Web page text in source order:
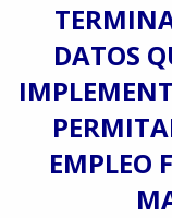
T
DATOS Q
I
P
EMPLEO F
M